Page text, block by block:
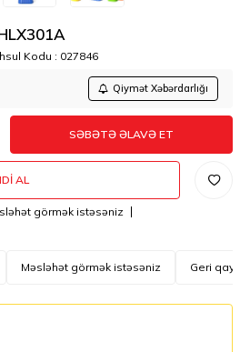
Kodu : 027846
Qiymət Xəbərdarlığı
SƏBƏTƏ ƏLAVƏ ET
AL
görmək istəsəniz
Məsləhət görmək istəsəniz Geri